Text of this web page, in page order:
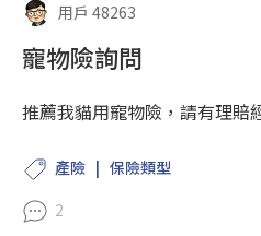
用戶 48263
寵物險詢問
推薦我貓用寵物險，請有理賠
產險
保險類型
2